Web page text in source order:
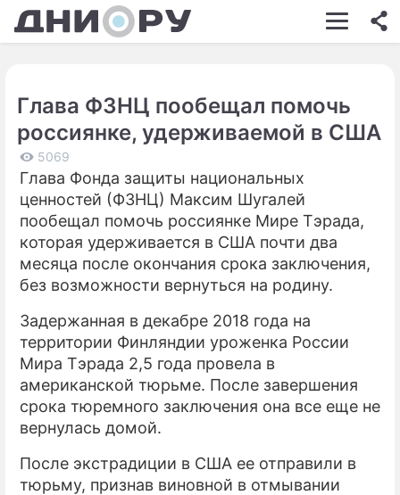
ШОУ-БИЗНЕС
КИНО
ЗДОРОВЬЕ
ЭКОНОМИКА
ПРОИСШЕСТВИЯ
СОННИК
СТИЛЬ ЖИЗНИ
СЕРИАЛЫ
О ПРОЕКТЕ
Глава ФЗНЦ пообещал помочь
россиянке, удерживаемой в США
5069
Глава Фонда защиты национальных
ценностей (ФЗНЦ) Максим Шугалей
пообещал помочь россиянке Мире Тэрада,
которая удерживается в США почти два
месяца после окончания срока заключения,
без возможности вернуться на родину.
Задержанная в декабре 2018 года на
территории Финляндии уроженка России
Мира Тэрада 2,5 года провела в
американской тюрьме. После завершения
срока тюремного заключения она все еще не
вернулась домой.
После экстрадиции в США ее отправили в
тюрьму, признав виновной в отмывании